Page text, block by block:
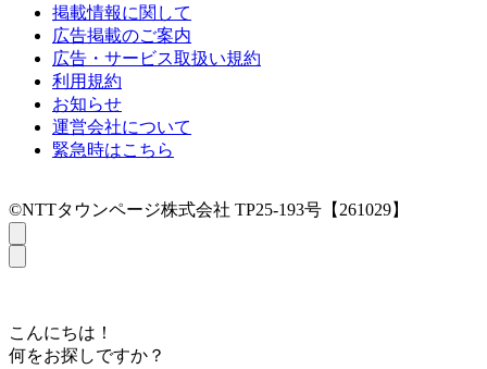
掲載情報に関して
広告掲載のご案内
広告・サービス取扱い規約
利用規約
お知らせ
運営会社について
緊急時はこちら
©NTTタウンページ株式会社 TP25-193号【261029】
こんにちは！
何をお探しですか？